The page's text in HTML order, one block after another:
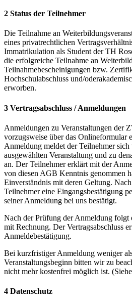
2 Status der Teilnehmer
Die Teilnahme an
eines privatrechtlichen
Immatrikulation als Student der TH
die erfolgreiche Teilnahme an
Teilnahmebescheinigungen bzw.
Hochschulabschluss und/
erworben.
3 Vertragsabschluss / Anmeldungen
Anmeldungen zu Veranstaltungen der
vorzugsweise über das Onlineformular
Anmeldung meldet der Teilnehmer
ausgewählten Veranstaltung und zu
an. Der Teilnehmer erklärt mit der
von diesen AGB Kenntnis genommen
Einverständnis mit deren Geltung.
Teilnehmer eine Eingangsbestätigung
seiner Anmeldung bei uns bestätigt.
Nach der Prüfung der Anmeldung folgt
mit Rechnung. Der Vertragsabschluss
Anmeldebestätigung.
Bei kurzfristiger Anmeldung weniger
Veranstaltungsbeginn bitten wir zu
nicht mehr kostenfrei möglich ist.
4 Datenschutz